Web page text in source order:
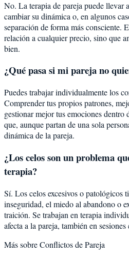
No. La terapia de pareja puede llevar
cambiar su dinámica o, en algunos
separación de forma más consciente.
relación a cualquier precio, sino que
bien.
¿Qué pasa si mi pareja no
Puedes trabajar individualmente los
Comprender tus propios patrones,
gestionar mejor tus emociones dentro
que, aunque partan de una sola
dinámica de la pareja.
¿Los celos son un problema
terapia?
Sí. Los celos excesivos o patológicos
inseguridad, el miedo al abandono o
traición. Se trabajan en terapia
afecta a la pareja, también en sesiones
Más sobreConflictos de Pareja